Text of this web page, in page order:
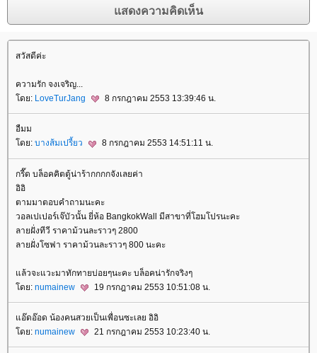
สวัสดีค่ะ
ความรัก จงเจริญ...
ดย: LoveTurJang 8 กรกฎาคม 2553 13:39:46 น.
อืมม
ดย: บางส้มเปรี้ยว 8 กรกฎาคม 2553 14:51:11 น.
กรี๊ด บล็อคคิตตู้น่าร้ากกกกจังเลยค่า
อิอิ
ตามมาตอบคำถามนะคะ
วอลเปเปอร์เจ๊บัวนั้น ยี่ห้อ BangkokWall มีสาขาที่โฮมโปรนะคะ
ลายฝั่งทีวี ราคาม้วนละราวๆ 2800
ลายฝั่งโซฟา ราคาม้วนละราวๆ 800 นะคะ
ล้วจะแวะมาทักทายบ่อยๆนะคะ บล็อคน่ารักจริงๆ
ดย: numainew 19 กรกฎาคม 2553 10:51:08 น.
อ๊ดอ๊อด น้องคนสวยเป็นเพื่อนซะเลย อิอิ
ดย: numainew 21 กรกฎาคม 2553 10:23:40 น.